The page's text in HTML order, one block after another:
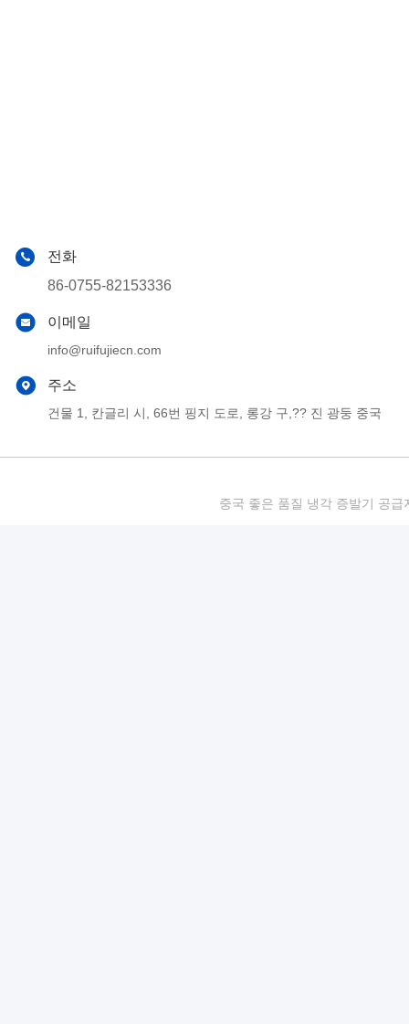
전화
86-0755-82153336
이메일
info@ruifujiecn.com
주소
건물 1, 칸글리 시, 66번 핑지 도로, 롱강 구,?? 진 광둥 중국
중국 좋은 품질 냉각 증발기 공